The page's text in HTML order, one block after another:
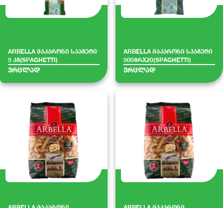
ARBELLA მაკარონი სპაგეტი
5 კგ(SPAGHETTI)
ვრცლად
ARBELLA მაკარონი სპაგეტი
500გრX20(SPAGHETTI)
ვრცლად